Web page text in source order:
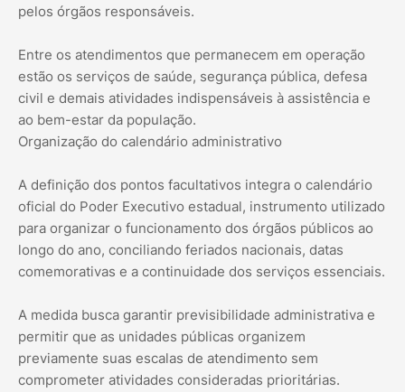
pelos órgãos responsáveis.
Entre os atendimentos que permanecem em operação
estão os serviços de saúde, segurança pública, defesa
civil e demais atividades indispensáveis à assistência e
ao bem-estar da população.
Organização do calendário administrativo
A definição dos pontos facultativos integra o calendário
oficial do Poder Executivo estadual, instrumento utilizado
para organizar o funcionamento dos órgãos públicos ao
longo do ano, conciliando feriados nacionais, datas
comemorativas e a continuidade dos serviços essenciais.
A medida busca garantir previsibilidade administrativa e
permitir que as unidades públicas organizem
previamente suas escalas de atendimento sem
comprometer atividades consideradas prioritárias.